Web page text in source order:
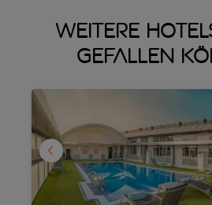
Seite fürSommerurlaub 2024 an!
Weitere
gefallen